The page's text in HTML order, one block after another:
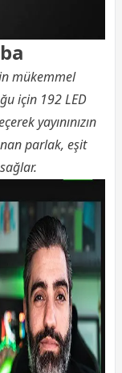
mükemmel
için 192 LED
yayınınızın
parlak, eşit